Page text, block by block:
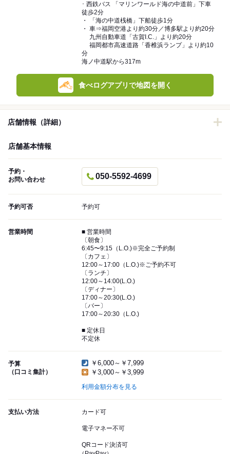
･ 西鉄バス 「マリンワールド海の中道前」下車
徒歩2分
・ 「海の中道桟橋」下船徒歩1分
・ 車⇒福岡空港より約30分／博多駅より約20分
九州自動車道「古賀I.C.」より約20分
福岡都市高速道路「香椎浜ランプ」より約10
分
海ノ中道駅から317m
食べログアプリで地図を開く
店舗情報（詳細）
店舗基本情報
予約・
お問い合わせ
050-5592-4699
予約可否 予約可
営業時間
■ 営業時間
〔朝食〕
6:45〜9:15（L.O.)※完全ご予約制
〔カフェ〕
12:00～17:00（L.O.)※ご予約不可
〔ランチ〕
12:00～14:00(L.O.)
〔ディナー〕
17:00～20:30(L.O.)
〔バー〕
17:00～20:30（L.O.)
■ 定休日
不定休
予算
（口コミ集計）
￥6,000～￥7,999
￥3,000～￥3,999
利用金額分布を見る
支払い方法 カード可
電子マネー不可
QRコード決済可